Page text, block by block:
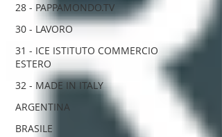
28 - PAPPAMONDO.TV
30 - LAVORO
31 - ICE ISTITUTO COMMERCIO
ESTERO
32 - MADE IN ITALY
ARGENTINA
BRASILE